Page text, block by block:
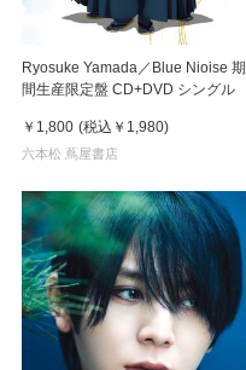
Ryosuke Yamada／Blue Nioise 期
間生産限定盤 CD+DVD シングル
￥1,800 (税込 ￥1,980)
六本松 蔦屋書店